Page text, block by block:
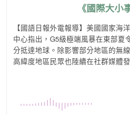
《國際大小
【國語日報外電報導】美國國家海
中心指出，G5級極端風暴在東部夏
分抵達地球。除影響部分地區的無
高緯度地區民眾也陸續在社群媒體